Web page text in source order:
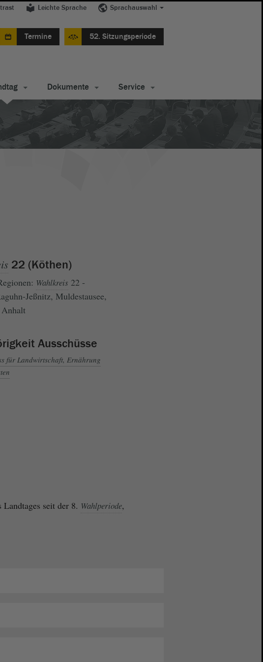
Leichte Sprache Sprachauswahl
Termine 52. Sitzungsperiode
Dokumente Service
22 (Köthen)
Wahlkreis 22 -
Jeßnitz, Muldestausee,
Anhalt
Ausschüsse
für Landwirtschaft, Ernährung
seit der 8. Wahlperiode,